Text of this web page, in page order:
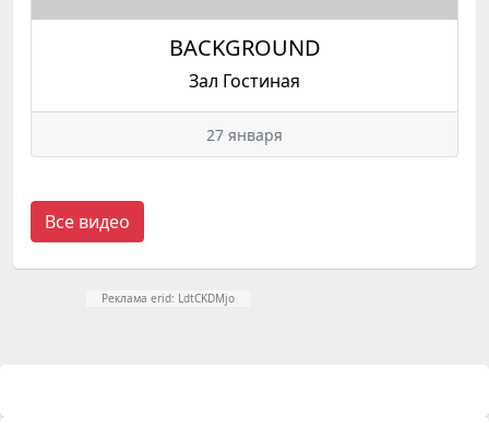
BACKGROUND
Зал Гостиная
27 января
Все видео
Реклама erid: LdtCKDMjo